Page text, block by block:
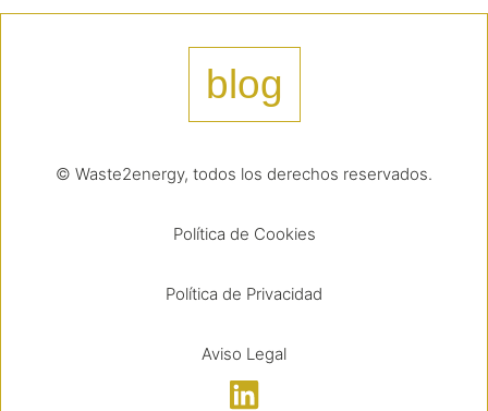
blog
© Waste2energy, todos los derechos reservados.
Política de Cookies
Política de Privacidad
Aviso Legal